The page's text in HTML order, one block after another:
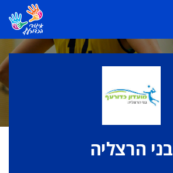
בני הרצליה